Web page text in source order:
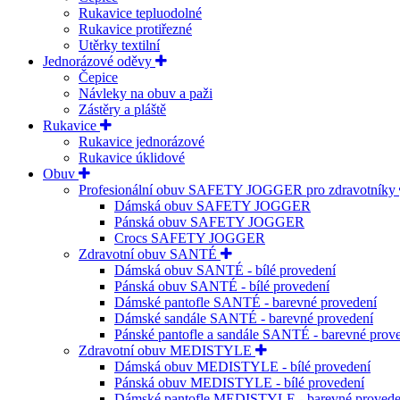
Rukavice tepluodolné
Rukavice protiřezné
Utěrky textilní
Jednorázové oděvy
Čepice
Návleky na obuv a paži
Zástěry a pláště
Rukavice
Rukavice jednorázové
Rukavice úklidové
Obuv
Profesionální obuv SAFETY JOGGER pro zdravotníky
Dámská obuv SAFETY JOGGER
Pánská obuv SAFETY JOGGER
Crocs SAFETY JOGGER
Zdravotní obuv SANTÉ
Dámská obuv SANTÉ - bílé provedení
Pánská obuv SANTÉ - bílé provedení
Dámské pantofle SANTÉ - barevné provedení
Dámské sandále SANTÉ - barevné provedení
Pánské pantofle a sandále SANTÉ - barevné
Zdravotní obuv MEDISTYLE
Dámská obuv MEDISTYLE - bílé provedení
Pánská obuv MEDISTYLE - bílé provedení